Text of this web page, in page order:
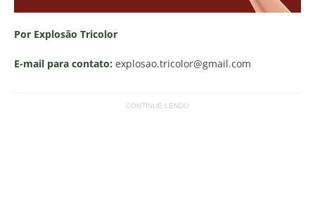
Por Explosão Tricolor
E-mail para contato: explosao.tricolor@gmail.com
CONTINUE LENDO